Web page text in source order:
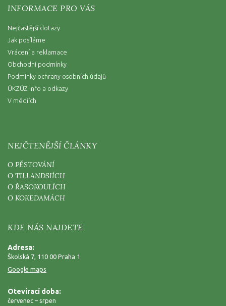
INFORMACE PRO VÁS
Nejčastější dotazy
Jak posíláme
Vrácení a reklamace
Obchodní podmínky
Podmínky ochrany osobních údajů
ÚKZÚZ info a odkazy
V médiích
NEJČTENĚJŠÍ ČLÁNKY
O PĚSTOVÁNÍ
O TILLANDSIÍCH
O ŘASOKOULÍCH
O KOKEDAMÁCH
KDE NÁS NAJDETE
Adresa:
Školská 7, 110 00 Praha 1
Google maps
Otevírací doba:
červenec – srpen